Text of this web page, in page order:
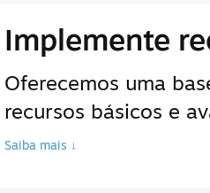
Implemente
Oferecemos uma
recursos básicos e
Saiba mais ↓